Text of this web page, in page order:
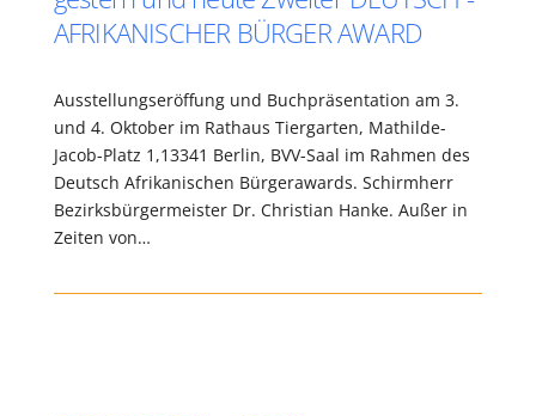
AFRIKANISCHER BÜRGER AWARD
Ausstellungseröffung und Buchpräsentation am 3.
und 4. Oktober im Rathaus Tiergarten, Mathilde-
Jacob-Platz 1,13341 Berlin, BVV-Saal im Rahmen des
Deutsch Afrikanischen Bürgerawards. Schirmherr
Bezirksbürgermeister Dr. Christian Hanke. Außer in
Zeiten von…